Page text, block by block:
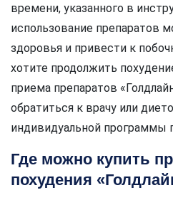
времени, указанного в
использование препаратов
здоровья и привести к
хотите продолжить
приема препаратов
обратиться к врачу или
индивидуальной программы
Где можно купить
похудения